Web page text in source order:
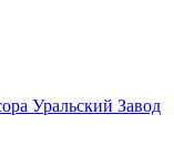
Уральский Завод